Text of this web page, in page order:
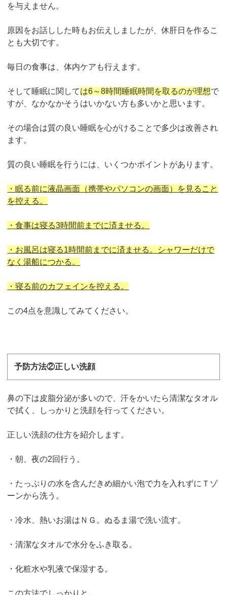
を与えません。
原因をお話しした時もお伝えしましたが、休肝日を作るこ
とも大切です。
毎日の食事は、体内ケアも行えます。
そして睡眠に関しては6～8時間睡眠時間を取るのが理想で
すが、なかなかそうはいかない方も多いかと思います。
その場合は質の良い睡眠を心がけることで多少は改善され
ます。
質の良い睡眠を行うには、いくつかポイントがあります。
・眠る前に液晶画面（携帯やパソコンの画面）を見ること
を控える。
・食事は寝る3時間前までに済ませる。
・お風呂は寝る1時間前までに済ませる。シャワーだけで
なく湯船につかる。
・寝る前のカフェインを控える。
この4点を意識してみてください。
予防方法②正しい洗顔
鼻の下は皮脂分泌が多いので、汗をかいたら清潔なタオル
で拭く、しっかりと洗顔を行ってください。
正しい洗顔の仕方を紹介します。
・朝、夜の2回行う。
・たっぷりの水を含んだきめ細かい泡で力を入れずにＴゾ
ーンから洗う。
・冷水、熱いお湯はＮＧ。ぬるま湯で洗い流す。
・清潔なタオルで水分をふき取る。
・化粧水や乳液で保湿する。
この方法でしっかりと、